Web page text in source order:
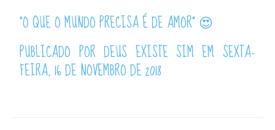
"O QUE O MUNDO PRECISA É DE AMOR" 😍
PUBLICADO PORDEUS EXISTE SIM EM SEXTA-
FEIRA, 16 DE NOVEMBRO DE 2018